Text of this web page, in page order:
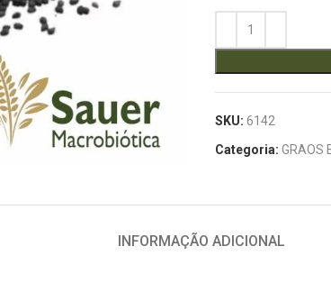
SKU: 6142
Categoria: GRAOS
INFORMAÇÃO ADICIONAL